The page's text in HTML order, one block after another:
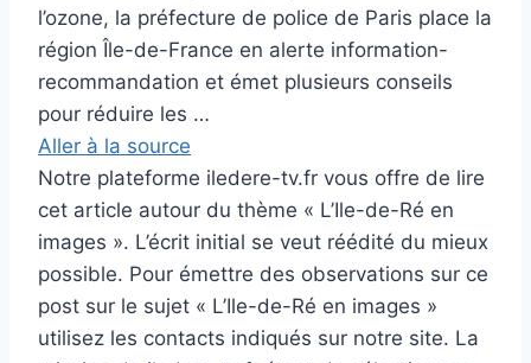
l’ozone, la préfecture de police de Paris place la
région Île-de-France en alerte information-
recommandation et émet plusieurs conseils
pour réduire les …
Aller à la source
Notre plateforme iledere-tv.fr vous offre de lire
cet article autour du thème « L’Ile-de-Ré en
images ». L’écrit initial se veut réédité du mieux
possible. Pour émettre des observations sur ce
post sur le sujet « L’Ile-de-Ré en images »
utilisez les contacts indiqués sur notre site. La